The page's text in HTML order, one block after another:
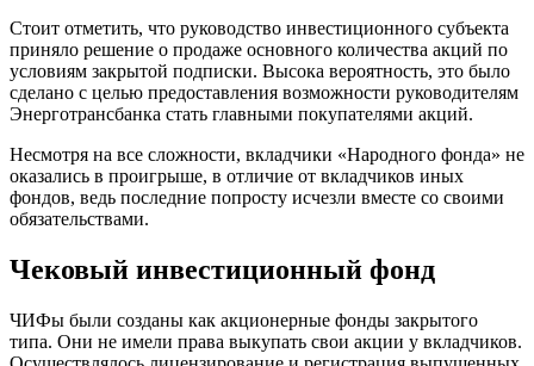
Стоит отметить, что руководство инвестиционного субъекта
приняло решение о продаже основного количества акций по
условиям закрытой подписки. Высока вероятность, это было
сделано с целью предоставления возможности руководителям
Энерготрансбанка стать главными покупателями акций.
Несмотря на все сложности, вкладчики «Народного фонда» не
оказались в проигрыше, в отличие от вкладчиков иных
фондов, ведь последние попросту исчезли вместе со своими
обязательствами.
Чековый инвестиционный фонд
ЧИФы были созданы как акционерные фонды закрытого
типа. Они не имели права выкупать свои акции у вкладчиков.